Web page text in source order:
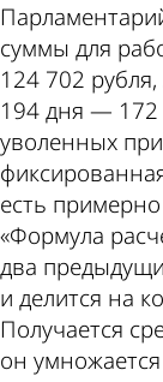
суммы для
124 702
194 дня —
уволенных
есть
«Формула
два
и делится на
Получается
он